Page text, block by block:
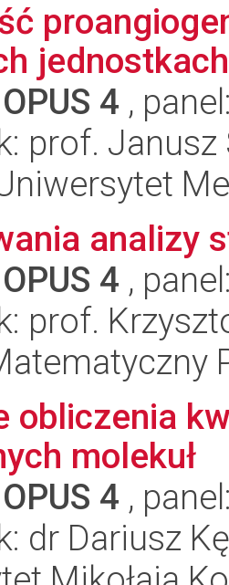
OPUS 4 ,
prof. Janusz
analizy
OPUS 4 ,
prof.
obliczenia
molekuł
OPUS 4 ,
dr Dariusz